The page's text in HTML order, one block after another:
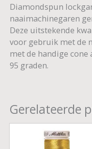
Diamondspun
naaimachinegaren
Deze uitstekende
voor gebruik met de
met de handige cone
95 graden.
Gerelateerde